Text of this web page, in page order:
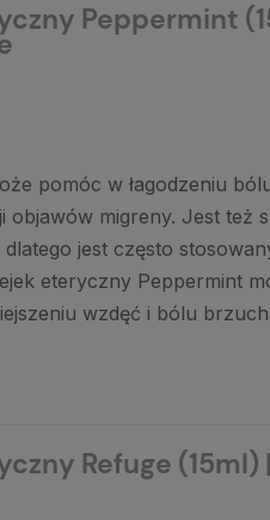
Peppermint
pomóc w łagodzeniu
objawów migreny. Jest też
dlatego jest często
eteryczny Peppermint
wzdęć i bólu
Refuge (15ml)